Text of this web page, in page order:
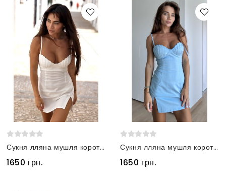
Сукня лляна мушля коротка біла
1650 грн.
Сукня лляна мушля коротка блакитна
1650 грн.